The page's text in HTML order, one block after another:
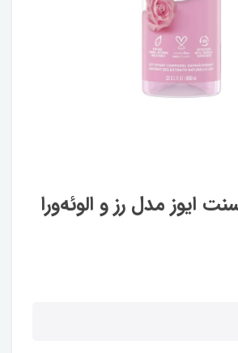
ایوز مدل رز و‌ الوئه‌ورا